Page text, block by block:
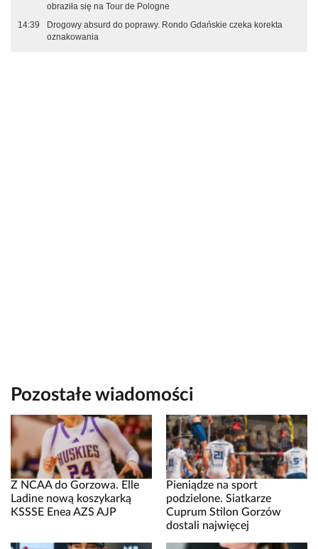
obraziła się na Tour de Pologne
14:39
Drogowy absurd do poprawy. Rondo Gdańskie czeka korekta
oznakowania
Pozostałe wiadomości
Z NCAA do Gorzowa. Elle
Ladine nową koszykarką
KSSSE Enea AZS AJP
Pieniądze na sport
podzielone. Siatkarze
Cuprum Stilon Gorzów
dostali najwięcej